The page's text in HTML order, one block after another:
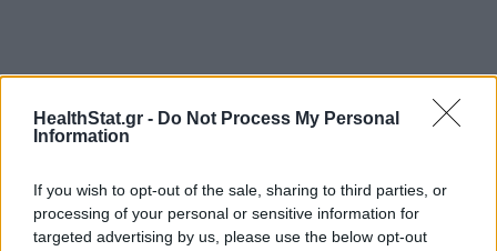
HealthStat.gr - Do Not Process My Personal
Information
If you wish to opt-out of the sale, sharing to third parties, or
processing of your personal or sensitive information for
targeted advertising by us, please use the below opt-out